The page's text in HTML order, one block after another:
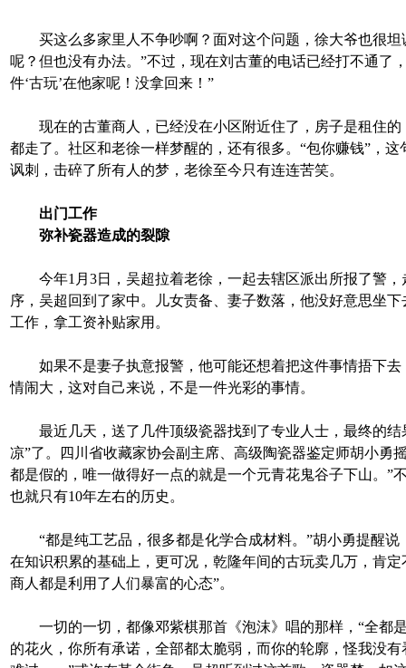
买这么多家里人不争吵啊？面对这个问题，徐大爷也很坦
呢？但也没有办法。”不过，现在刘古董的电话已经打不通了
件‘古玩’在他家呢！没拿回来！”
现在的古董商人，已经没在小区附近住了，房子是租住的
都走了。社区和老徐一样梦醒的，还有很多。“包你赚钱”，这
讽刺，击碎了所有人的梦，老徐至今只有连连苦笑。
出门工作
弥补瓷器造成的裂隙
今年1月3日，吴超拉着老徐，一起去辖区派出所报了警，
序，吴超回到了家中。儿女责备、妻子数落，他没好意思坐
工作，拿工资补贴家用。
如果不是妻子执意报警，他可能还想着把这件事情捂下去
情闹大，这对自己来说，不是一件光彩的事情。
最近几天，送了几件顶级瓷器找到了专业人士，最终的结
凉”了。四川省收藏家协会副主席、高级陶瓷器鉴定师胡小勇
都是假的，唯一做得好一点的就是一个元青花鬼谷子下山。”
也就只有10年左右的历史。
“都是纯工艺品，很多都是化学合成材料。”胡小勇提醒说
在知识积累的基础上，更可况，乾隆年间的古玩卖几万，肯定
商人都是利用了人们暴富的心态”。
一切的一切，都像邓紫棋那首《泡沫》唱的那样，“全都
的花火，你所有承诺，全部都太脆弱，而你的轮廓，怪我没有